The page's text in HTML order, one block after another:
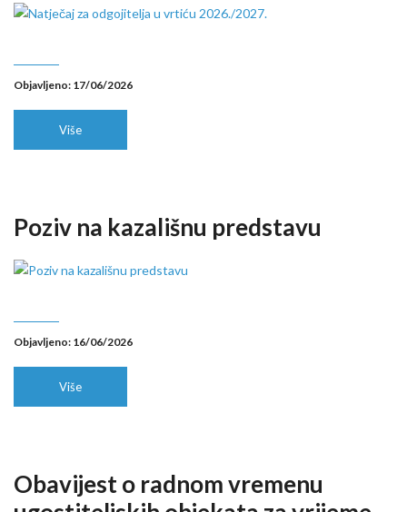
Objavljeno: 17/06/2026
Više
Poziv na kazališnu predstavu
Objavljeno: 16/06/2026
Više
Obavijest o radnom vremenu